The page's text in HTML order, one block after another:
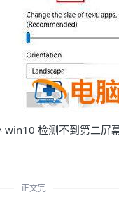
检测不到第二屏
正文完